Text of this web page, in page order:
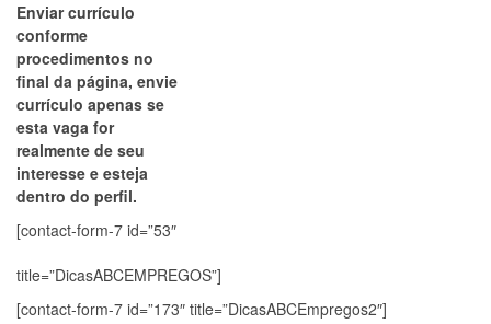
Enviar currículo
conforme
procedimentos no
final da página, envie
currículo apenas se
esta vaga for
realmente de seu
interesse e esteja
dentro do perfil.
[contact-form-7 id=”53″
title=”DicasABCEMPREGOS”]
[contact-form-7 id=”173″ title=”DicasABCEmpregos2″]